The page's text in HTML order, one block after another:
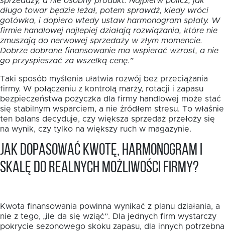
długo towar będzie leżał, potem sprawdź, kiedy wróci
gotówka, i dopiero wtedy ustaw harmonogram spłaty. W
firmie handlowej najlepiej działają rozwiązania, które nie
zmuszają do nerwowej sprzedaży w złym momencie.
Dobrze dobrane finansowanie ma wspierać wzrost, a nie
go przyspieszać za wszelką cenę.”
Taki sposób myślenia ułatwia rozwój bez przeciążania
firmy. W połączeniu z kontrolą marży, rotacji i zapasu
bezpieczeństwa pożyczka dla firmy handlowej może stać
się stabilnym wsparciem, a nie źródłem stresu. To właśnie
ten balans decyduje, czy większa sprzedaż przełoży się
na wynik, czy tylko na większy ruch w magazynie.
Jak dopasować kwotę, harmonogram i
skalę do realnych możliwości firmy?
Kwota finansowania powinna wynikać z planu działania, a
nie z tego, „ile da się wziąć”. Dla jednych firm wystarczy
pokrycie sezonowego skoku zapasu, dla innych potrzebna